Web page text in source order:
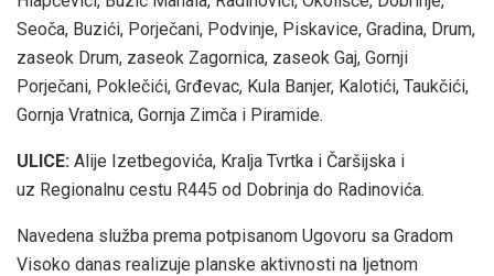
Seoča, Buzići, Porječani, Podvinje, Piskavice, Gradina, Drum,
zaseok Drum, zaseok Zagornica, zaseok Gaj, Gornji
Porječani, Poklečići, Grđevac, Kula Banjer, Kalotići, Taukčići,
Gornja Vratnica, Gornja Zimča i Piramide.
ULICE: Alije Izetbegovića, Kralja Tvrtka i Čaršijska i
uz Regionalnu cestu R445 od Dobrinja do Radinovića.
Navedena služba prema potpisanom Ugovoru sa Gradom
Visoko danas realizuje planske aktivnosti na ljetnom